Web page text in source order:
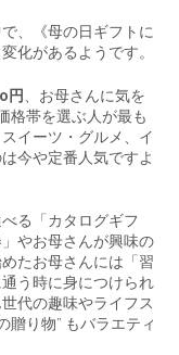
、《母の日ギフトに
化があるようです。
円
、お母さんに気を
格帯を選ぶ人が最も
イーツ・グルメ、イ
今や定番人気ですよ
る「カタログギフ
やお母さんが興味の
たお母さんには「習
う時に身につけられ
代の趣味やライフス
贈り物” もバラエティ